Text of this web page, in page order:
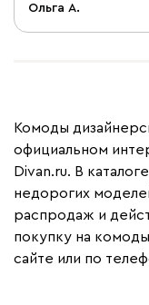
Ольга А.
Комоды
официальном
Divan.ru. В
недорогих
распродаж и
покупку на
сайте или по